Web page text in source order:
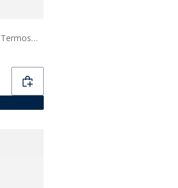
Celavi Børne Ensfarvet Basis Termosæt Lilac